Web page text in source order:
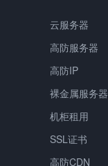
云服务器
高防服务器
高防IP
裸金属服务器
机柜租用
SSL证书
高防CDN